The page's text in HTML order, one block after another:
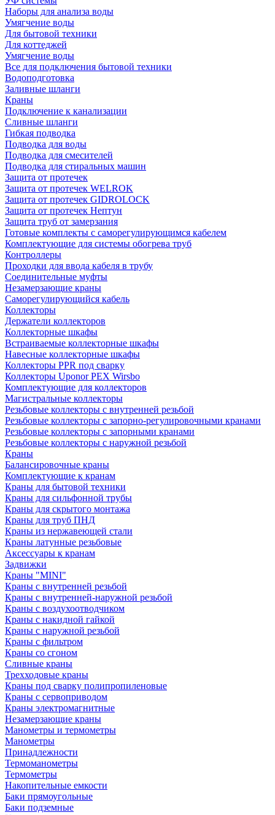
Наборы для анализа воды
Умягчение воды
Для бытовой техники
Для коттеджей
Умягчение воды
Все для подключения бытовой техники
Водоподготовка
Заливные шланги
Краны
Подключение к канализации
Сливные шланги
Гибкая подводка
Подводка для воды
Подводка для смесителей
Подводка для стиральных машин
Защита от протечек
Защита от протечек WELROK
Защита от протечек GIDROLOCK
Защита от протечек Нептун
Защита труб от замерзания
Готовые комплекты с саморегулирующимся кабелем
Комплектующие для системы обогрева труб
Контроллеры
Проходки для ввода кабеля в трубу
Соединительные муфты
Незамерзающие краны
Саморегулирующийся кабель
Коллекторы
Держатели коллекторов
Коллекторные шкафы
Встраиваемые коллекторные шкафы
Навесные коллекторные шкафы
Коллекторы PPR под сварку
Коллекторы Uponor PEX Wirsbo
Комплектующие для коллекторов
Магистральные коллекторы
Резьбовые коллекторы с внутренней резьбой
Резьбовые коллекторы с запорно-регулировочными кранами
Резьбовые коллекторы с запорными кранами
Резьбовые коллекторы с наружной резьбой
Краны
Балансировочные краны
Комплектующие к кранам
Краны для бытовой техники
Краны для сильфонной трубы
Краны для скрытого монтажа
Краны для труб ПНД
Краны из нержавеющей стали
Краны латунные резьбовые
Аксессуары к кранам
Задвижки
Краны "MINI"
Краны с внутренней резьбой
Краны с внутренней-наружной резьбой
Краны с воздухоотводчиком
Краны с накидной гайкой
Краны с наружной резьбой
Краны с фильтром
Краны со сгоном
Сливные краны
Трехходовые краны
Краны под сварку полипропиленовые
Краны с сервоприводом
Краны электромагнитные
Незамерзающие краны
Манометры и термометры
Манометры
Принадлежности
Термоманометры
Термометры
Накопительные емкости
Баки прямоугольные
Баки подземные